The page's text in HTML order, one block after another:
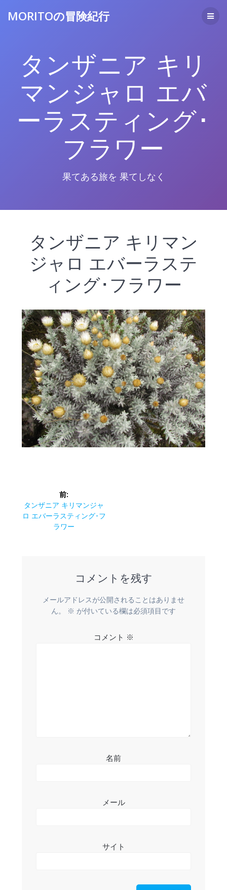
へ
ッ
プ
MORITOの冒険紀行
タンザニア キリ
マンジャロ エバ
ーラスティング･
フラワー
果てある旅を 果てしなく
タンザニア キリマン
ジャロ エバーラステ
ィング･フラワー
稿
前:
前
の
タンザニア キリマンジャ
ロ エバーラスティング･フ
ラワー
コメントを残す
メールアドレスが公開されることはありませ
ん。
※ が付いている欄は必須項目です
コメント ※
名前
メール
サイト